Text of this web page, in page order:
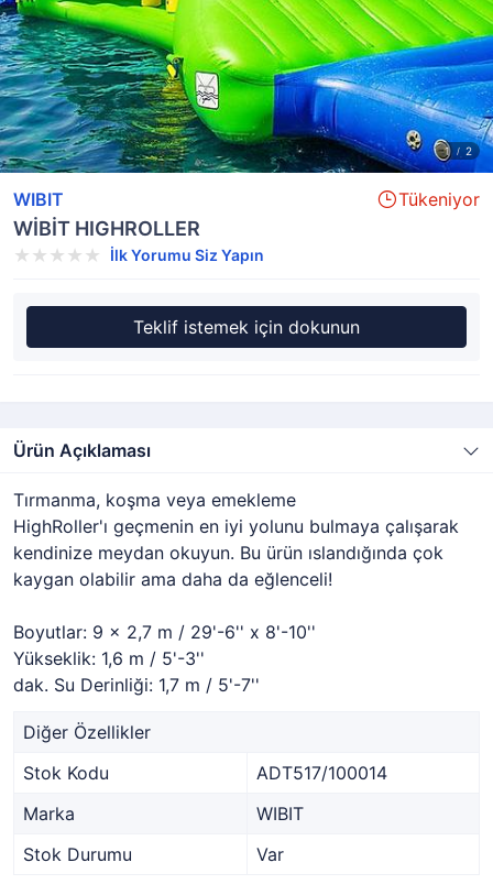
WIBIT Tükeniyor
WİBİT HIGHROLLER
İlk Yorumu Siz Yapın
Teklif istemek için dokunun
Ürün Açıklaması
Tırmanma, koşma veya emekleme
HighRoller'ı geçmenin en iyi yolunu bulmaya çalışarak
kendinize meydan okuyun. Bu ürün ıslandığında çok
kaygan olabilir ama daha da eğlenceli!
Boyutlar: 9 x 2,7 m / 29'-6'' x 8'-10''
Yükseklik: 1,6 m / 5'-3''
dak. Su Derinliği: 1,7 m / 5'-7''
Diğer Özellikler
Stok Kodu
ADT517/100014
Marka
WIBIT
Stok Durumu
Var